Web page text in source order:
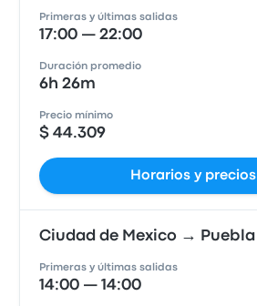
Primeras y últimas salidas
17:00 — 22:00
Duración promedio
6h 26m
Precio mínimo
$ 44.309
Horarios y precios
Ciudad de Mexico → Puebla
Primeras y últimas salidas
14:00 — 14:00